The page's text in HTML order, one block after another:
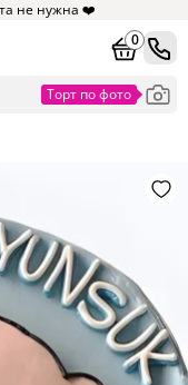
не нужна ❤️
0